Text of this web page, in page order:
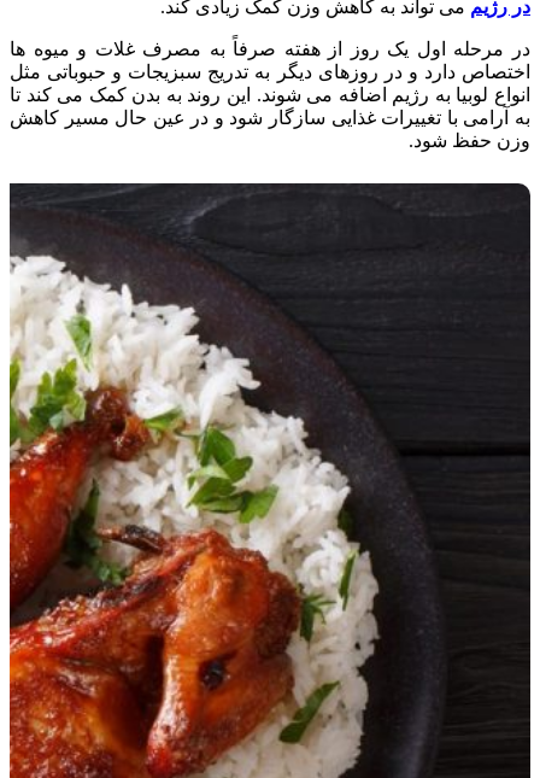
در رژیم می تواند به کاهش وزن کمک زیادی کند.
در مرحله اول یک روز از هفته صرفاً به مصرف غلات و میوه ها
اختصاص دارد و در روزهای دیگر به تدریج سبزیجات و حبوباتی مثل
انواع لوبیا به رژیم اضافه می شوند. این روند به بدن کمک می کند تا
به آرامی با تغییرات غذایی سازگار شود و در عین حال مسیر کاهش
وزن حفظ شود.